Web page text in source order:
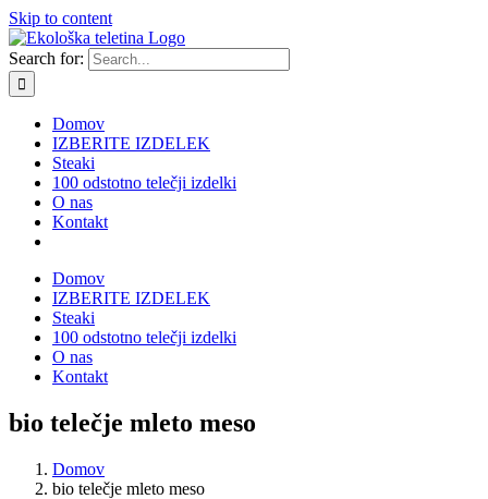
Skip to content
Search for:
Domov
IZBERITE IZDELEK
Steaki
100 odstotno telečji izdelki
O nas
Kontakt
Domov
IZBERITE IZDELEK
Steaki
100 odstotno telečji izdelki
O nas
Kontakt
bio telečje mleto meso
Domov
bio telečje mleto meso